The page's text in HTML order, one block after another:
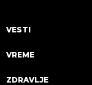
VESTI
VREME
ZDRAVLJE